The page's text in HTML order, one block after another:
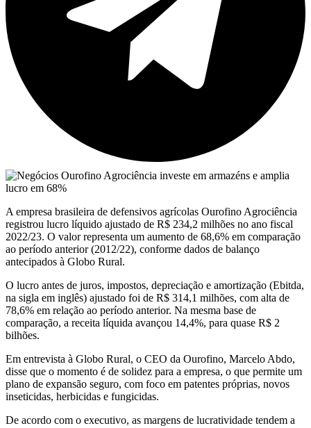
A empresa brasileira de defensivos agrícolas Ourofino Agrociência
registrou lucro líquido ajustado de R$ 234,2 milhões no ano fiscal
2022/23. O valor representa um aumento de 68,6% em comparação
ao período anterior (2012/22), conforme dados de balanço
antecipados à Globo Rural.
O lucro antes de juros, impostos, depreciação e amortização (Ebitda,
na sigla em inglês) ajustado foi de R$ 314,1 milhões, com alta de
78,6% em relação ao período anterior. Na mesma base de
comparação, a receita líquida avançou 14,4%, para quase R$ 2
bilhões.
Em entrevista à Globo Rural, o CEO da Ourofino, Marcelo Abdo,
disse que o momento é de solidez para a empresa, o que permite um
plano de expansão seguro, com foco em patentes próprias, novos
inseticidas, herbicidas e fungicidas.
De acordo com o executivo, as margens de lucratividade tendem a